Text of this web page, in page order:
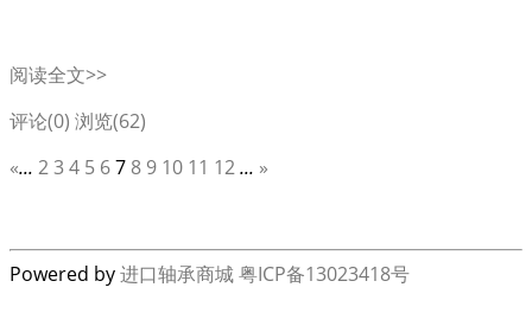
阅读全文>>
评论(0) 浏览(62)
«... 234 5 67 8 9 10 11 12... »
Powered by进口轴承商城粤ICP备13023418号